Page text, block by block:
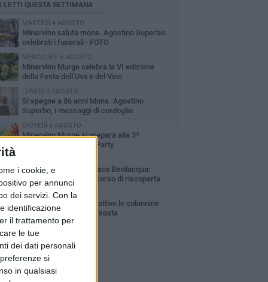
i cookie, e
per annunci
dei servizi. Con la
identificazione
il trattamento per
le tue
dei dati personali
si
in qualsiasi
LETTI QUESTA SETTIMANA
MARTEDÌ 4 AGOSTO
Minervino saluta mons. Agostino Superbo:
celebrati i funerali - FOTO
MERCOLEDÌ 5 AGOSTO
Minervino Murge celebra la VI edizione
della Festa dell’Uva e del Vino
LUNEDÌ 3 AGOSTO
Si spegne a 86 anni Mons. Agostino
Superbo, i messaggi di cordoglio
GIOVEDÌ 6 AGOSTO
Minervino Murge si prepara alla 3ª
edizione del Summer Party
Torre del Balzo, il sindaco Bevilacqua:
«Confidiamo in un percorso di riscoperta
memoria e della storia»
MERCOLEDÌ 5 AGOSTO
Parcheggio Villa Faro: attive le colonnine
per il pagamento della sosta